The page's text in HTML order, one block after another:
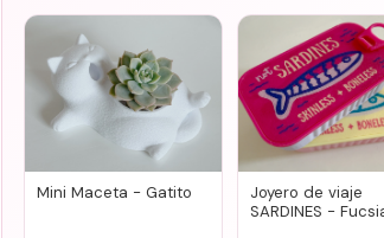
Mini Maceta - Gatito
Joyero de viaje
SARDINES -